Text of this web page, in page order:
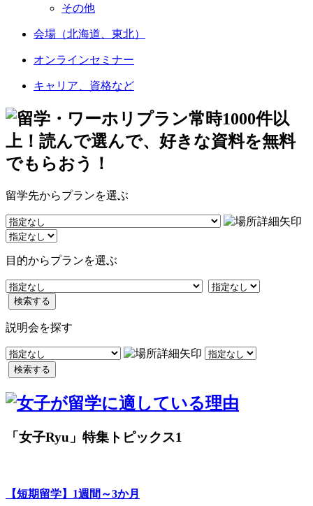
その他
会場（北海道、東北）
オンラインセミナー
キャリア、資格など
留学先からプランを選ぶ
目的からプランを選ぶ
検索する
説明会を探す
検索する
「女子Ryu」特集トピックス1
【短期留学】1週間～3か月